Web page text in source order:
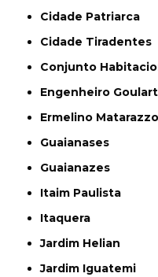
Cidade Patriarca
Cidade Tiradentes
Conjunto
Engenheiro Goulart
Ermelino Matarazzo
Guaianases
Guaianazes
Itaim Paulista
Itaquera
Jardim Helian
Jardim Iguatemi